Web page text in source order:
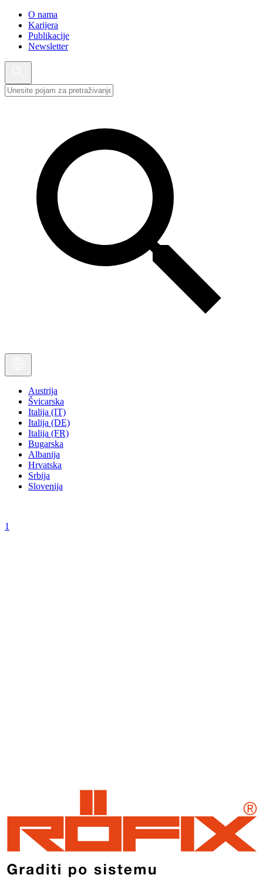
O nama
Karijera
Publikacije
Newsletter
Austrija
Švicarska
Italija (IT)
Italija (DE)
Italija (FR)
Bugarska
Albanija
Hrvatska
Srbija
Slovenija
1